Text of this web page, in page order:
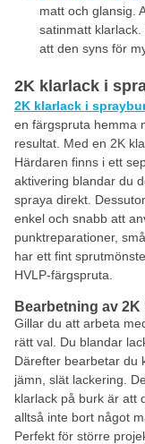
matt och glansig.
satinmatt
att den syns för
2K klarlack i
2K klarlack i
en färgspruta hemma
resultat. Med en 2K
Härdaren finns i ett
aktivering blandar du
spraya direkt.
enkel och snabb att
punktreparationer,
har ett fint
HVLP-färgspruta.
Bearbetning av
Gillar du att arbeta
rätt val. Du blandar
Därefter bearbetar du
jämn, slät lackering.
klarlack på burk är att
alltså inte bort något
Perfekt för större